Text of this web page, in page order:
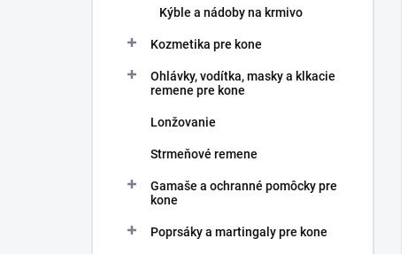
Kýble a nádoby na krmivo
Kozmetika pre kone
Ohlávky, vodítka, masky a klkacie
remene pre kone
Lonžovanie
Strmeňové remene
Gamaše a ochranné pomôcky pre
kone
Poprsáky a martingaly pre kone